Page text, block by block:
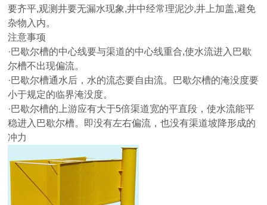
要齐平,观测井要无漏水现象,井中经常理泥沙,井上加盖,避免
杂物入内。
注意事项
·巴歇尔槽的中心线要与渠道的中心线重合,使水流进入巴歇
尔槽不出现偏流。
·巴歇尔槽通水后，水的流态要自由流。巴歇尔槽的淹没度要
小于规定的临界淹没度。
·巴歇尔槽的上游应有大于5倍渠道宽的平直段，使水流能平
稳进入巴歇尔槽。即没有左右偏流，也没有渠道坡降形成的
冲力